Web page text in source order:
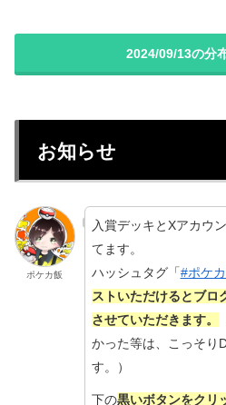
2024/09/13の分
お知らせ
ポケカ飯
入賞デッキとXアカウ
てます。
ハッシュタグ「#ポケ
ストいただけるとブロ
させていただきます。
かった等は、こっそり
す。）
下の黒いボタンをクリ